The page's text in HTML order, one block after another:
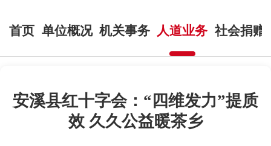
首页 单位概况 机关事务 人道业务 社会捐赠
安溪县红十字会：“四维发力”提质
效 久久公益暖茶乡